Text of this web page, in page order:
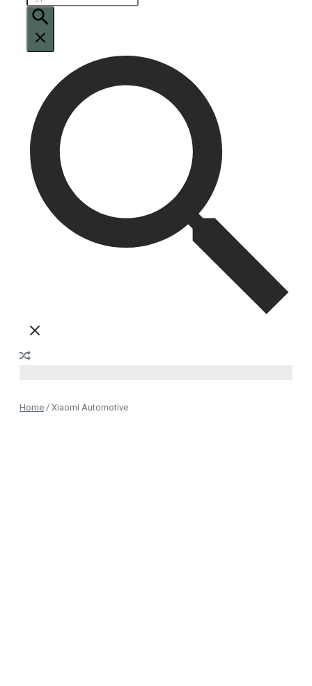
Home / Xiaomi Automotive